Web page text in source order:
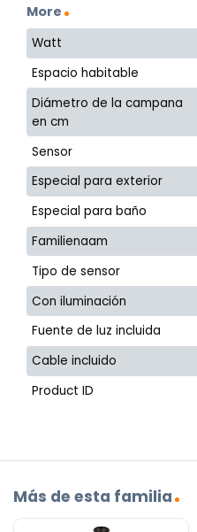
More
Watt
Espacio habitable
Diámetro de la campana
en cm
Sensor
Especial para exterior
Especial para baño
Familienaam
Tipo de sensor
Con iluminación
Fuente de luz incluida
Cable incluido
Product ID
Más de esta familia